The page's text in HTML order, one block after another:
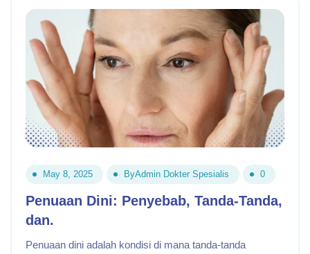
May 8, 2025 ByAdmin Dokter Spesialis 0
Penuaan Dini: Penyebab, Tanda-Tanda,
dan.
Penuaan dini adalah kondisi di mana tanda-tanda